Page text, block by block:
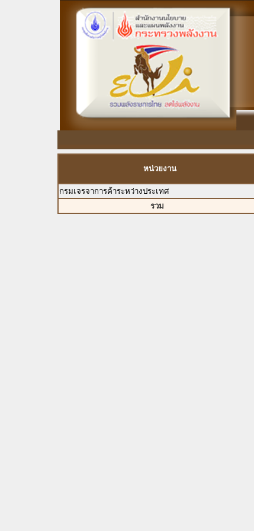
หน่วยงาน
กรมเจรจาการค้าระหว่างประเทศ
รวม